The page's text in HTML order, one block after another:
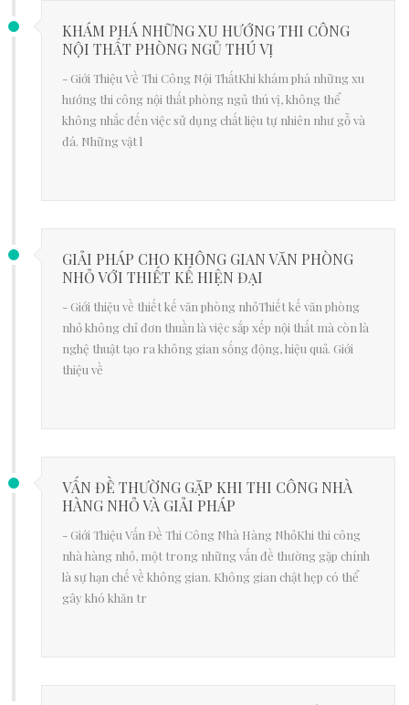
KHÁM PHÁ NHỮNG XU HƯỚNG THI CÔNG
NỘI THẤT PHÒNG NGỦ THÚ VỊ
- Giới Thiệu Về Thi Công Nội ThấtKhi khám phá những xu
hướng thi công nội thất phòng ngủ thú vị, không thể
không nhắc đến việc sử dụng chất liệu tự nhiên như gỗ và
đá. Những vật l
GIẢI PHÁP CHO KHÔNG GIAN VĂN PHÒNG
NHỎ VỚI THIẾT KẾ HIỆN ĐẠI
- Giới thiệu về thiết kế văn phòng nhỏThiết kế văn phòng
nhỏ không chỉ đơn thuần là việc sắp xếp nội thất mà còn là
nghệ thuật tạo ra không gian sống động, hiệu quả. Giới
thiệu về
VẤN ĐỀ THƯỜNG GẶP KHI THI CÔNG NHÀ
HÀNG NHỎ VÀ GIẢI PHÁP
- Giới Thiệu Vấn Đề Thi Công Nhà Hàng NhỏKhi thi công
nhà hàng nhỏ, một trong những vấn đề thường gặp chính
là sự hạn chế về không gian. Không gian chật hẹp có thể
gây khó khăn tr